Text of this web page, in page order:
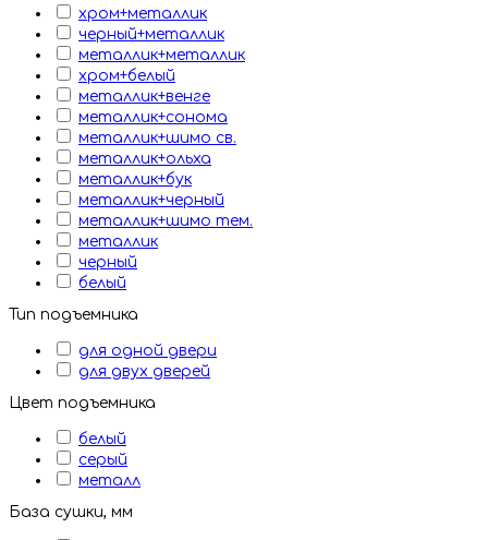
хром+металлик
черный+металлик
металлик+металлик
хром+белый
металлик+венге
металлик+сонома
металлик+шимо св.
металлик+ольха
металлик+бук
металлик+черный
металлик+шимо тем.
металлик
черный
белый
Тип подъемника
для одной двери
для двух дверей
Цвет подъемника
белый
серый
металл
База сушки, мм